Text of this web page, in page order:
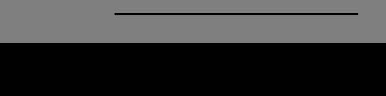
l'annulation de son permis et la confiscation